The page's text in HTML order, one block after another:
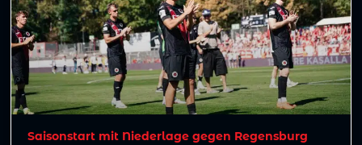
Saisonstart mit Niederlage gegen Regensburg